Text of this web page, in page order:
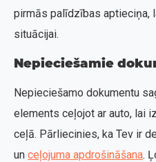
pirmās palīdzības aptieciņa,
situācijai.
Nepieciešamie
Nepieciešamo dokumentu
elements ceļojot ar auto, lai
ceļā. Pārliecinies, ka Tev ir
un ceļojuma apdrošināšana.